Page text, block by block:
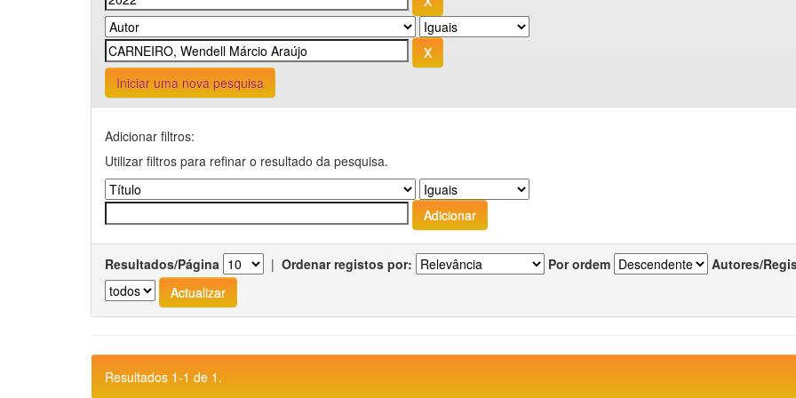
Iniciar uma nova pesquisa
Adicionar filtros:
Utilizar filtros para refinar o resultado da pesquisa.
Resultados/Página | Ordenar registos por: Por ordem Autores/
Resultados 1-1 de 1.